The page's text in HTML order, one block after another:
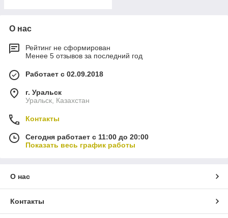
О нас
Рейтинг не сформирован
Менее 5 отзывов за последний год
Работает с 02.09.2018
г. Уральск
Уральск, Казахстан
Контакты
Сегодня работает с 11:00 до 20:00
Показать весь график работы
О нас
Контакты